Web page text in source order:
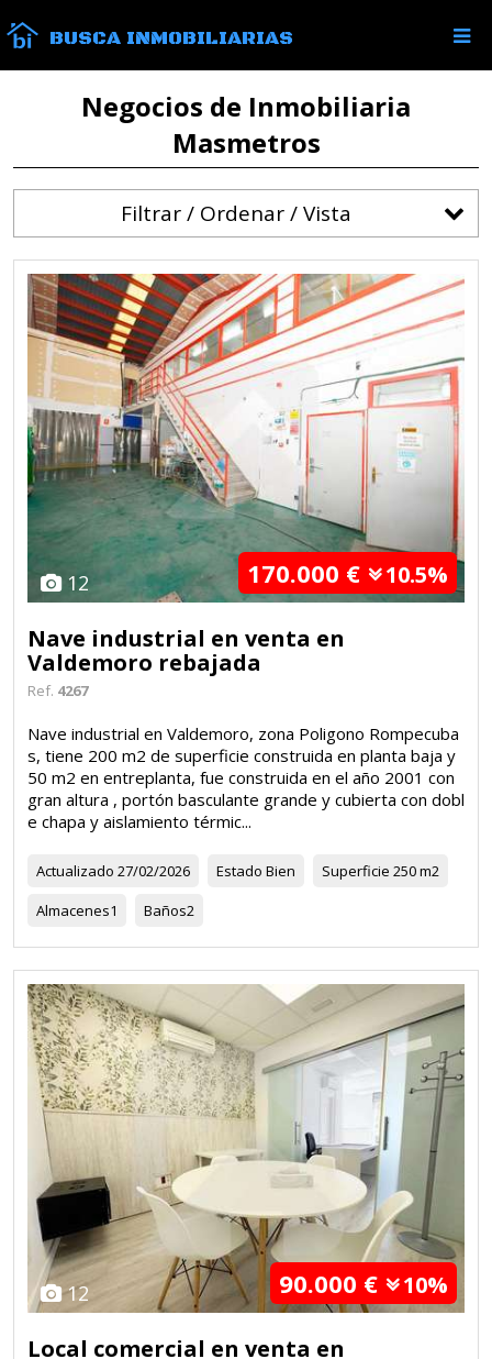
BUSCA INMOBILIARIAS
Negocios de Inmobiliaria
Masmetros
Filtrar / Ordenar / Vista
12 170.000 € 10.5%
Nave industrial en venta en
Valdemoro rebajada
Ref. 4267
Nave industrial en Valdemoro, zona Poligono Rompecuba
s, tiene 200 m2 de superficie construida en planta baja y
50 m2 en entreplanta, fue construida en el año 2001 con
gran altura , portón basculante grande y cubierta con dobl
e chapa y aislamiento térmic...
Actualizado 27/02/2026 Estado Bien Superficie 250 m2
Almacenes1 Baños2
12 90.000 € 10%
Local comercial en venta en